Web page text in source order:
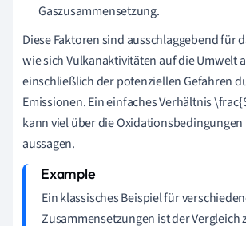
Gaszusammensetzung.
Diese Faktoren sind ausschlaggebend für
wie sich Vulkanaktivitäten auf die Umwelt
einschließlich der potenziellen Gefahren
Emissionen. Ein einfaches Verhältnis
kann viel über die Oxidationsbedingungen
aussagen.
Ein klassisches Beispiel für
Zusammensetzungen ist der Vergleich